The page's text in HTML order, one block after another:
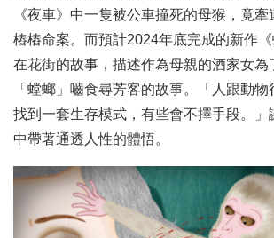
《夜車》中一隻被公車撞死的母猴，竟
樁樁命案。而預計2024年底完成的新作
在花街的故事，描述作為母親的酒家女為
「螳螂」嚙食尋芳客的故事。「人跟動
找到一套生存模式，有些會不擇手段。」
中帶著通透人性的體悟。